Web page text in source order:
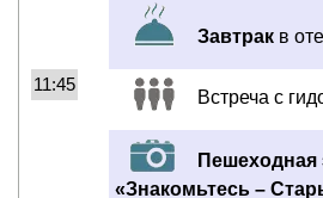
Завтрак в
11:45
Встреча с
Пешеходная
«Знакомьтесь –